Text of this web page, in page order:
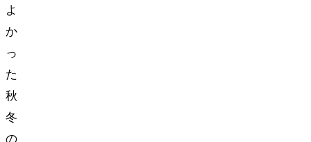
よ
か
っ
た
秋
冬
の